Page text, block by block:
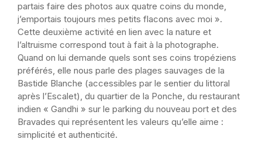
partais faire des photos aux quatre coins du monde,
j’emportais toujours mes petits flacons avec moi ».
Cette deuxième activité en lien avec la nature et
l’altruisme correspond tout à fait à la photographe.
Quand on lui demande quels sont ses coins tropéziens
préférés, elle nous parle des plages sauvages de la
Bastide Blanche (accessibles par le sentier du littoral
après l’Escalet), du quartier de la Ponche, du restaurant
indien « Gandhi » sur le parking du nouveau port et des
Bravades qui représentent les valeurs qu’elle aime :
simplicité et authenticité.